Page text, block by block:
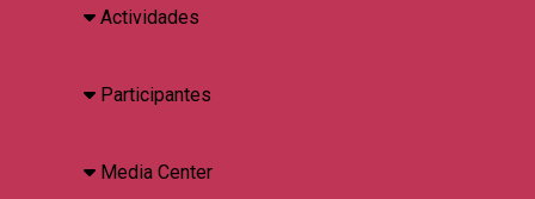
Actividades
Participantes
Media Center